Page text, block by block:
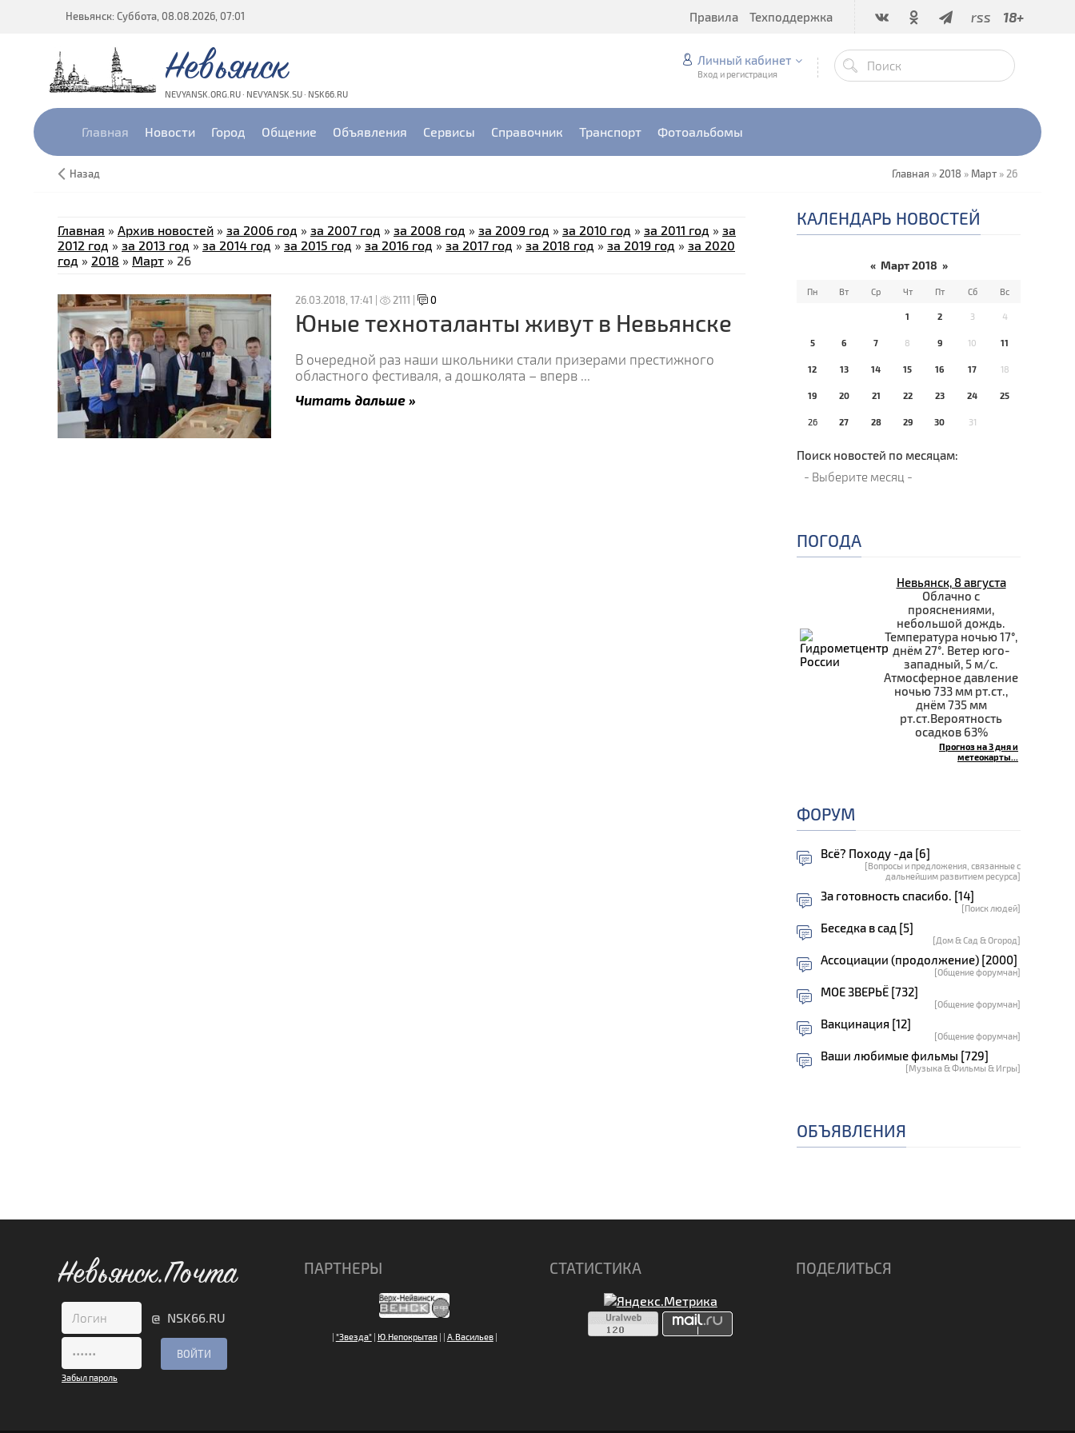
Невьянск: Суббота, 08.08.2026, 07:01 rss 18+
Правила Техподдержка
Невьянск
NEVYANSK.ORG.RU · NEVYANSK.SU · NSK66.RU
Личный кабинет
Вход и регистрация
Главная Новости Город Общение Объявления Сервисы Справочник Транспорт Фотоальбомы
Назад Главная » 2018 » Март » 26
Главная » Архив новостей » за 2006 год » за 2007 год » за 2008 год » за 2009 год » за 2010 год » за 2011 год » за
2012 год » за 2013 год » за 2014 год » за 2015 год » за 2016 год » за 2017 год » за 2018 год » за 2019 год » за 2020
год » 2018 » Март » 26
26.03.2018, 17:41 | 2111 | 0
Юные техноталанты живут в Невьянске
В очередной раз наши школьники стали призерами престижного
областного фестиваля, а дошколята – вперв ...
Читать дальше »
КАЛЕНДАРЬ НОВОСТЕЙ
« Март 2018 »
Пн Вт Ср Чт Пт Сб Вс
1 2 3 4
5 6 7 8 9 10 11
12 13 14 15 16 17 18
19 20 21 22 23 24 25
26 27 28 29 30 31
Поиск новостей по месяцам:
ПОГОДА
Невьянск, 8 августа
Облачно с
прояснениями,
небольшой дождь.
Температура ночью 17°,
днём 27°. Ветер юго-
западный, 5 м/с.
Атмосферное давление
ночью 733 мм рт.ст.,
днём 735 мм
рт.ст.Вероятность
осадков 63%
Прогноз на 3 дня и
метеокарты...
ФОРУМ
Всё? Походу -да [6]
[Вопросы и предложения, связанные с
дальнейшим развитием ресурса]
За готовность спасибо. [14]
[Поиск людей]
Беседка в сад [5]
[Дом & Сад & Огород]
Ассоциации (продолжение) [2000]
[Общение форумчан]
МОЕ ЗВЕРЬЁ [732]
[Общение форумчан]
Вакцинация [12]
[Общение форумчан]
Ваши любимые фильмы [729]
[Музыка & Фильмы & Игры]
ОБЪЯВЛЕНИЯ
Невьянск.Почта
@ NSK66.RU
Забыл пароль
ПАРТНЕРЫ
| "Звезда"| Ю.Непокрытая| | А.Васильев|
СТАТИСТИКА ПОДЕЛИТЬСЯ